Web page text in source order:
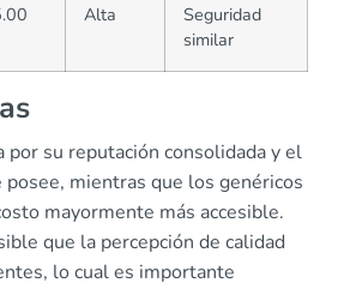
Alta
Seguridad
similar
por su reputación consolidada y el
mientras que los genéricos
mayormente más accesible.
que la percepción de calidad
lo cual es importante